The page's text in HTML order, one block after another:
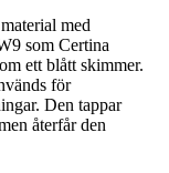
med
som Certina
ett blått skimmer.
för
Den tappar
återfår den